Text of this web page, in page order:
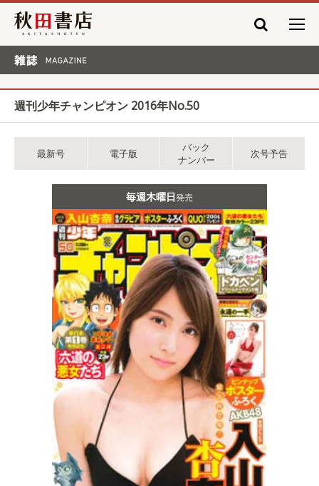
秋田書店
週刊少年チャンピオン 2016年No.50
最新号 電子版
バック
ナンバー
次号予告
毎週木曜日発売